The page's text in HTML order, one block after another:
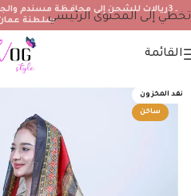
تخطي إلى المحتوى الرئيسيسلطنة عمان
القائمة
نفد المخزون
ساخن